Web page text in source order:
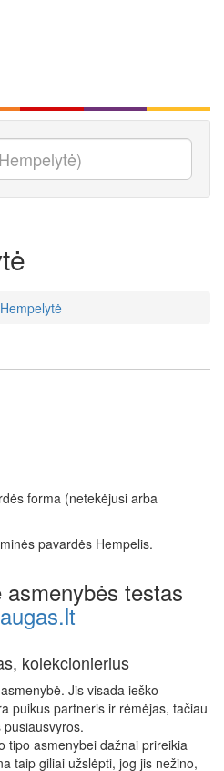
forma (netekėjusi arba
pavardės Hempelis.
testas
kolekcionierius
Jis visada ieško
puikus partneris ir rėmėjas, tačiau
tipo asmenybei dažnai prireikia
taip giliai užslėpti, jog jis nežino,